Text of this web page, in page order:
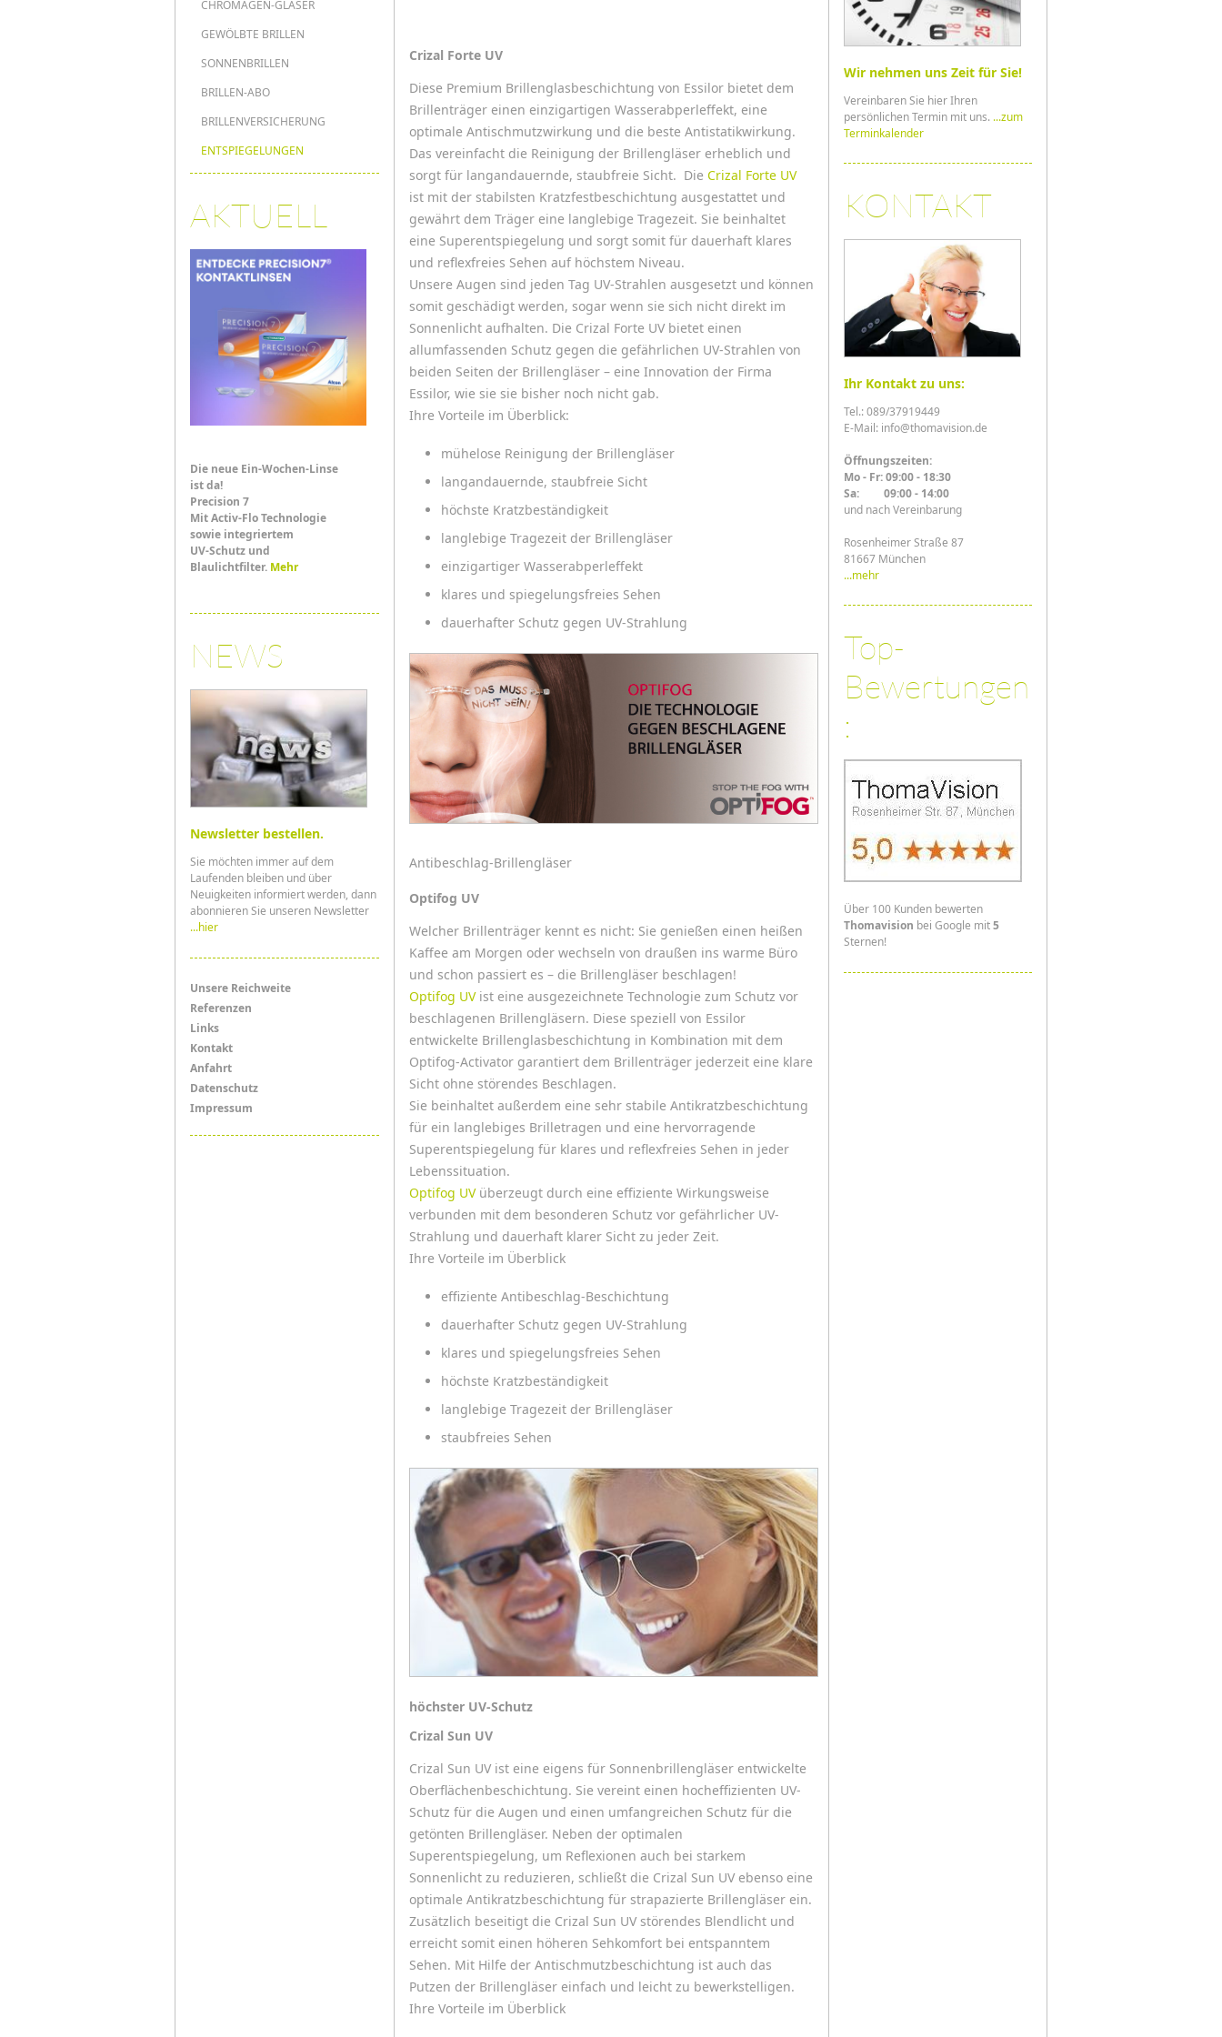
Crizal Forte UV
Diese Premium Brillenglasbeschichtung von Essilor bietet dem
Brillenträger einen einzigartigen Wasserabperleffekt, eine
optimale Antischmutzwirkung und die beste Antistatikwirkung.
Das vereinfacht die Reinigung der Brillengläser erheblich und
sorgt für langandauernde, staubfreie Sicht. Die Crizal Forte UV
ist mit der stabilsten Kratzfestbeschichtung ausgestattet und
gewährt dem Träger eine langlebige Tragezeit. Sie beinhaltet
eine Superentspiegelung und sorgt somit für dauerhaft klares
und reflexfreies Sehen auf höchstem Niveau.
Unsere Augen sind jeden Tag UV-Strahlen ausgesetzt und können
somit geschädigt werden, sogar wenn sie sich nicht direkt im
Sonnenlicht aufhalten. Die Crizal Forte UV bietet einen
allumfassenden Schutz gegen die gefährlichen UV-Strahlen von
beiden Seiten der Brillengläser – eine Innovation der Firma
Essilor, wie sie sie bisher noch nicht gab.
Ihre Vorteile im Überblick:
mühelose Reinigung der Brillengläser
langandauernde, staubfreie Sicht
höchste Kratzbeständigkeit
langlebige Tragezeit der Brillengläser
einzigartiger Wasserabperleffekt
klares und spiegelungsfreies Sehen
dauerhafter Schutz gegen UV-Strahlung
Antibeschlag-Brillengläser
Optifog UV
Welcher Brillenträger kennt es nicht: Sie genießen einen heißen
Kaffee am Morgen oder wechseln von draußen ins warme Büro
und schon passiert es – die Brillengläser beschlagen!
Optifog UVist eine ausgezeichnete Technologie zum Schutz vor
beschlagenen Brillengläsern. Diese speziell von Essilor
entwickelte Brillenglasbeschichtung in Kombination mit dem
Optifog-Activator garantiert dem Brillenträger jederzeit eine klare
Sicht ohne störendes Beschlagen.
Sie beinhaltet außerdem eine sehr stabile Antikratzbeschichtung
für ein langlebiges Brilletragen und eine hervorragende
Superentspiegelung für klares und reflexfreies Sehen in jeder
Lebenssituation.
Optifog UVüberzeugt durch eine effiziente Wirkungsweise
verbunden mit dem besonderen Schutz vor gefährlicher UV-
Strahlung und dauerhaft klarer Sicht zu jeder Zeit.
Ihre Vorteile im Überblick
effiziente Antibeschlag-Beschichtung
dauerhafter Schutz gegen UV-Strahlung
klares und spiegelungsfreies Sehen
höchste Kratzbeständigkeit
langlebige Tragezeit der Brillengläser
staubfreies Sehen
höchster UV-Schutz
Crizal Sun UV
Crizal Sun UV ist eine eigens für Sonnenbrillengläser entwickelte
Oberflächenbeschichtung. Sie vereint einen hocheffizienten UV-
Schutz für die Augen und einen umfangreichen Schutz für die
getönten Brillengläser. Neben der optimalen
Superentspiegelung, um Reflexionen auch bei starkem
Sonnenlicht zu reduzieren, schließt die Crizal Sun UV ebenso eine
optimale Antikratzbeschichtung für strapazierte Brillengläser ein.
Zusätzlich beseitigt die Crizal Sun UV störendes Blendlicht und
erreicht somit einen höheren Sehkomfort bei entspanntem
Sehen. Mit Hilfe der Antischmutzbeschichtung ist auch das
Putzen der Brillengläser einfach und leicht zu bewerkstelligen.
Ihre Vorteile im Überblick
CHROMAGEN-GLÄSER
GEWÖLBTE BRILLEN
SONNENBRILLEN
BRILLEN-ABO
BRILLENVERSICHERUNG
ENTSPIEGELUNGEN
AKTUELL
Die neue Ein-Wochen-Linse
ist da!
Precision 7
Mit Activ-Flo Technologie
sowie integriertem
UV-Schutz und
Blaulichtfilter. Mehr
NEWS
Newsletter bestellen.
Sie möchten immer auf dem
Laufenden bleiben und über
Neuigkeiten informiert werden, dann
abonnieren Sie unseren Newsletter
...hier
Menü
Links
Unsere Reichweite
Referenzen
Links
Kontakt
Anfahrt
Datenschutz
Impressum
Wir nehmen uns Zeit für Sie!
Vereinbaren Sie hier Ihren
persönlichen Termin mit uns. ...zum
Terminkalender
KONTAKT
Ihr Kontakt zu uns:
Tel.: 089/37919449
E-Mail: info@thomavision.de
Öffnungszeiten:
Mo - Fr: 09:00 - 18:30
Sa: 09:00 - 14:00
und nach Vereinbarung
Rosenheimer Straße 87
81667 München
...mehr
Top-
Bewertungen
:
Über 100 Kunden bewerten
Thomavision bei Google mit5
Sternen!